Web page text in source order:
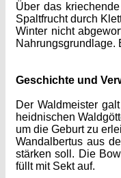
Über das
Spaltfrucht durch
Winter nicht
Nahrungsgrundlage.
Geschichte und
Der Waldmeister
heidnischen
um die Geburt zu
Wandalbertus aus
stärken soll. Die
füllt mit Sekt auf.